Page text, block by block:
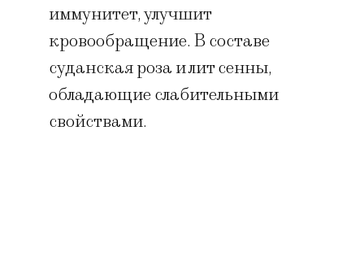
иммунитет, улучшит
кровообращение. В составе
суданская роза и лит сенны,
обладающие слабительными
свойствами.